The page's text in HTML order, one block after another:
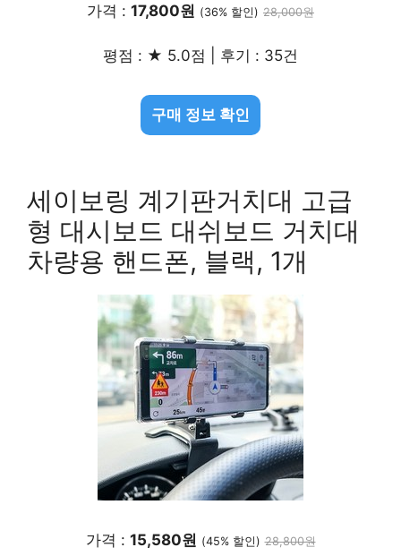
가격 : 17,800원 (36% 할인) 28,000원
평점 : ★ 5.0점 | 후기 : 35건
구매 정보 확인
세이보링 계기판거치대 고급
형 대시보드 대쉬보드 거치대
차량용 핸드폰, 블랙, 1개
가격 : 15,580원 (45% 할인) 28,800원